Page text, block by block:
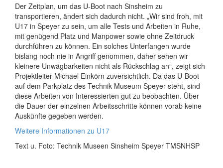
Der Zeitplan, um das U-Boot nach Sinsheim zu
transportieren, ändert sich dadurch nicht. „Wir sind froh, mit
U17 in Speyer zu sein, um alle Tests und Arbeiten in Ruhe,
mit genügend Platz und Manpower sowie ohne Zeitdruck
durchführen zu können. Ein solches Unterfangen wurde
bislang noch nie in Angriff genommen, daher sehen wir
kleinere Unwägbarkeiten nicht als Rückschlag an“, zeigt sich
Projektleiter Michael Einkörn zuversichtlich. Da das U-Boot
auf dem Parkplatz des Technik Museum Speyer steht, sind
diese Arbeiten von Interessierten gut zu beobachten. Über
die Dauer der einzelnen Arbeitsschritte können vorab keine
Auskünfte gegeben werden.
Weitere Informationen zu U17
Text u. Foto: Technik Museen Sinsheim Speyer TMSNHSP